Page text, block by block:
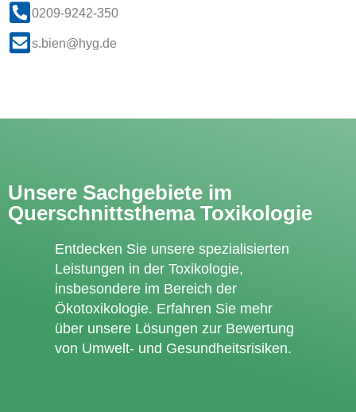
0209-9242-350
s.bien@hyg.de
Unsere Sachgebiete im
Querschnittsthema Toxikologie
Entdecken Sie unsere spezialisierten
Leistungen in der Toxikologie,
insbesondere im Bereich der
Ökotoxikologie. Erfahren Sie mehr
über unsere Lösungen zur Bewertung
von Umwelt- und Gesundheitsrisiken.